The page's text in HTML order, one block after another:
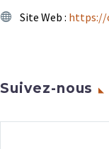
Site Web : https://
Suivez-nous